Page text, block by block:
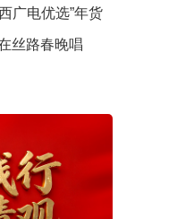
广电优选”年货
丝路春晚唱